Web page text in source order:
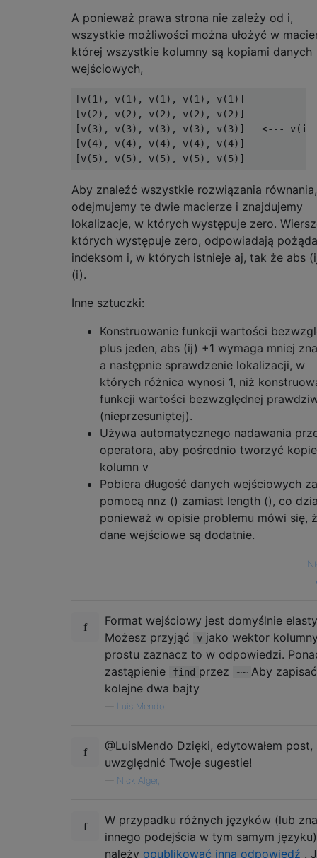
A ponieważ prawa strona nie zależy od i,
wszystkie możliwości można ułożyć w
której wszystkie kolumny są kopiami danych
wejściowych,
[v(1), v(1), v(1), v(1), v(1)]
[v(2), v(2), v(2), v(2), v(2)]
[v(3), v(3), v(3), v(3), v(3)]   <--- v(i)
[v(4), v(4), v(4), v(4), v(4)]
Aby znaleźć wszystkie rozwiązania równania,
odejmujemy te dwie macierze i znajdujemy
lokalizacje, w których występuje zero.
których występuje zero, odpowiadają
indeksom i, w których istnieje aj, tak że abs
(i).
Inne sztuczki:
Konstruowanie funkcji wartości
plus jeden, abs (ij) +1 wymaga mniej
a następnie sprawdzenie lokalizacji, w
których różnica wynosi 1, niż
funkcji wartości bezwzględnej
(nieprzesuniętej).
Używa automatycznego nadawania
operatora, aby pośrednio tworzyć kopie
kolumn v
Pobiera długość danych wejściowych za
pomocą nnz () zamiast length (), co
ponieważ w opisie problemu mówi się,
dane wejściowe są dodatnie.
Format wejściowy jest domyślnie
Możesz przyjąć
v jako wektor
prostu zaznacz to w odpowiedzi.
zastąpienie
find przez ~~ Aby zapisać
kolejne dwa bajty
Luis Mendo
@LuisMendo Dzięki, edytowałem post,
uwzględnić Twoje sugestie!
Nick Alger,
W przypadku różnych języków (lub
innego podejścia w tym samym języku)
należy opublikować inną odpowiedź .